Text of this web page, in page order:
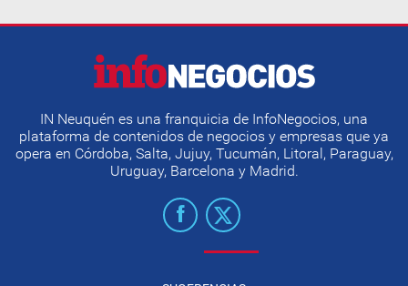
IN Neuquén es una franquicia de InfoNegocios, una
plataforma de contenidos de negocios y empresas que ya
opera en Córdoba, Salta, Jujuy, Tucumán, Litoral, Paraguay,
Uruguay, Barcelona y Madrid.